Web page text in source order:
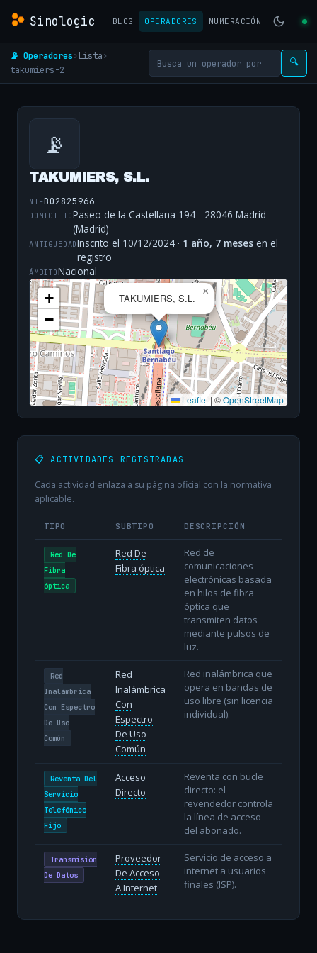
Sinologic BLOG OPERADORES NUMERACIÓN
📡 Operadores› Lista›
takumiers-2
🔍
📡
TAKUMIERS, S.L.
NIFB02825966
DOMICILIOPaseo de la Castellana 194 - 28046 Madrid
(Madrid)
ANTIGÜEDADInscrito el 10/12/2024 · 1 año, 7 meses en el
registro
ÁMBITONacional
TAKUMIERS, S.L.
×
+
−
Leaflet | ©OpenStreetMap
📋 ACTIVIDADES REGISTRADAS
Cada actividad enlaza a su página oficial con la normativa
aplicable.
TIPO SUBTIPO DESCRIPCIÓN
Red De
Fibra
óptica
Red De
Fibra óptica
Red de
comunicaciones
electrónicas basada
en hilos de fibra
óptica que
transmiten datos
mediante pulsos de
luz.
Red
Inalámbrica
Con Espectro
De Uso
Común
Red
Inalámbrica
Con
Espectro
De Uso
Común
Red inalámbrica que
opera en bandas de
uso libre (sin licencia
individual).
Reventa Del
Servicio
Telefónico
Fijo
Acceso
Directo
Reventa con bucle
directo: el
revendedor controla
la línea de acceso
del abonado.
Transmisión
De Datos
Proveedor
De Acceso
A Internet
Servicio de acceso a
internet a usuarios
finales (ISP).